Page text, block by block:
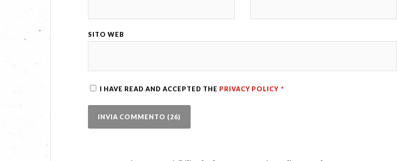
SITO WEB
I HAVE READ AND ACCEPTED THE PRIVACY POLICY *